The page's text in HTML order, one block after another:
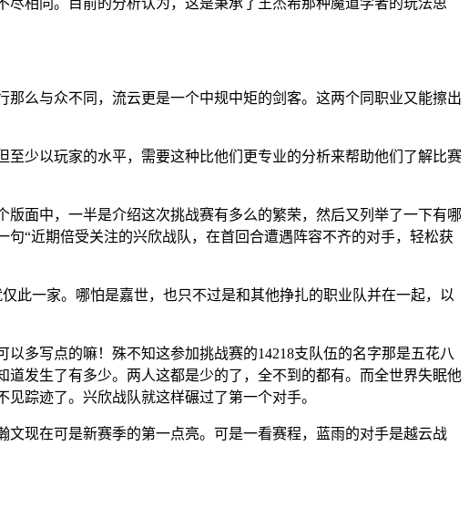
么与众不同，流云更是一个中规中矩的剑客。这两个同职业又能擦出
少以玩家的水平，需要这种比他们更专业的分析来帮助他们了解比赛
面中，一半是介绍这次挑战赛有多么的繁荣，然后又列举了一下有哪
“近期倍受关注的兴欣战队，在首回合遭遇阵容不齐的对手，轻松获
此一家。哪怕是嘉世，也只不过是和其他挣扎的职业队并在一起，以
多写点的嘛！殊不知这参加挑战赛的14218支队伍的名字那是五花八
发生了有多少。两人这都是少的了，全不到的都有。而全世界失眠他
踪迹了。兴欣战队就这样碾过了第一个对手。
现在可是新赛季的第一点亮。可是一看赛程，蓝雨的对手是越云战